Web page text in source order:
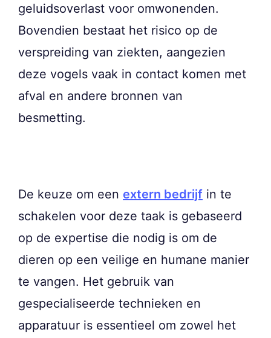
geluidsoverlast voor omwonenden.
Bovendien bestaat het risico op de
verspreiding van ziekten, aangezien
deze vogels vaak in contact komen met
afval en andere bronnen van
besmetting.
De keuze om een extern bedrijf in te
schakelen voor deze taak is gebaseerd
op de expertise die nodig is om de
dieren op een veilige en humane manier
te vangen. Het gebruik van
gespecialiseerde technieken en
apparatuur is essentieel om zowel het